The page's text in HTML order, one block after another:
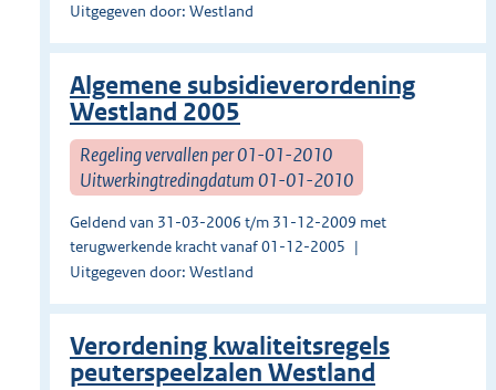
Uitgegeven door: Westland
Algemene subsidieverordening
Westland 2005
Regeling vervallen per 01-01-2010
Uitwerkingtredingdatum 01-01-2010
Geldend van 31-03-2006 t/m 31-12-2009 met
terugwerkende kracht vanaf 01-12-2005
Uitgegeven door: Westland
Verordening kwaliteitsregels
peuterspeelzalen Westland